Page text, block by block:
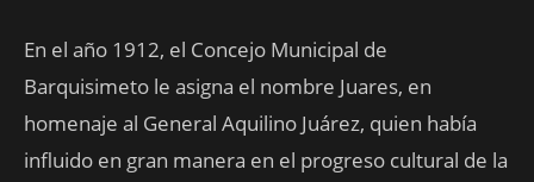
En el año 1912, el Concejo Municipal de
Barquisimeto le asigna el nombre Juares, en
homenaje al General Aquilino Juárez, quien había
influido en gran manera en el progreso cultural de la